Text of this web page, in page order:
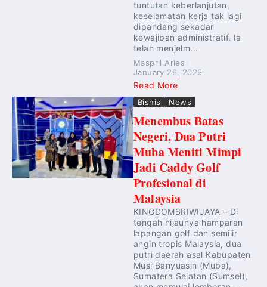
tuntutan keberlanjutan,
keselamatan kerja tak lagi
dipandang sekadar
kewajiban administratif. Ia
telah menjelm...
Maspril Aries
January 26, 2026
Read More
Bisnis News
Menembus Batas
Negeri, Dua Putri
Muba Meniti Mimpi
Jadi Caddy Golf
Profesional di
Malaysia
KINGDOMSRIWIJAYA – Di
tengah hijaunya hamparan
lapangan golf dan semilir
angin tropis Malaysia, dua
putri daerah asal Kabupaten
Musi Banyuasin (Muba),
Sumatera Selatan (Sumsel),